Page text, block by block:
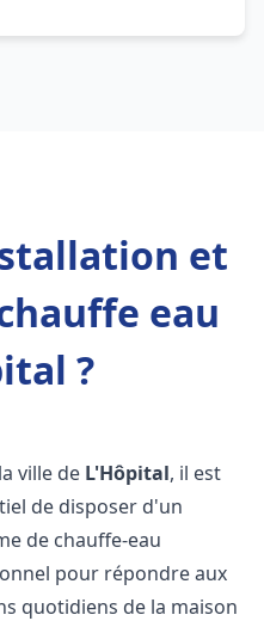
et
eau
?
ville de L'Hôpital, il est
de disposer d'un
de chauffe-eau
pour répondre aux
quotidiens de la maison